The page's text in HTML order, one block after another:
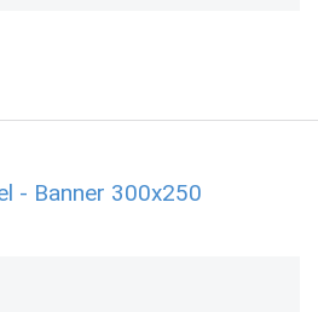
- Banner 300x250